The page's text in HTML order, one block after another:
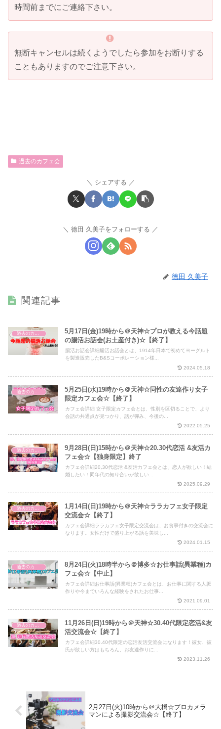
時間前までにご連絡下さい。
無断キャンセルは続くようでしたら参加をお断りする
こともありますのでご注意下さい。
過去のカフェ会
シェアする
徳田 久美子をフォローする
徳田 久美子
関連記事
過去のカフェ会
5月17日(金)19時から＠天神☆プロが教える今話題
の腸活お話会(お土産付き)☆【終了】
腸活お話会詳細腸活お話会とは、1914年日本で初めてヨーグルト
を製造販売したB&Sコーポレーション様...
2024.05.18
過去のカフェ会
5月25日(水)19時から＠天神☆同性の友達作り女子
限定カフェ会☆【終了】
カフェ会詳細 女子限定カフェ会とは、性別を区切ることで、より
会話の共通点が見つかり、話が弾み、今後の...
2022.05.25
過去のカフェ会
9月28日(日)15時から＠天神☆20.30代恋活 &友活カ
フェ会☆【独身限定】終了
カフェ会詳細20,30代恋活 &友活カフェ会とは、恋人が欲しい！結
婚したい！同年代の知り合いが欲しい...
2025.09.29
過去のカフェ会
1月14日(日)19時から＠天神☆ララカフェ女子限定
交流会☆【終了】
カフェ会詳細ララカフェ女子限定交流会は、お食事付きの交流会に
なります。女性だけで盛り上がる話を美味し...
2024.01.15
過去のカフェ会
8月24日(火)18時半から＠博多☆お仕事話(異業種)カ
フェ会☆【中止】
カフェ会詳細お仕事話(異業種)カフェ会とは、お仕事に関する人脈
作りや今までいろんな経験をされたお仕事...
2021.09.01
過去のカフェ会
11月26日(日)19時から＠天神☆30.40代限定恋活&友
活交流会☆【終了】
カフェ会詳細30.40代限定の恋活友活交流会になります！彼女、彼
氏が欲しい方はもちろん、お友達作りに...
2023.11.26
2月27日(火)10時から＠大橋☆プロカメラ
マンによる撮影交流会☆【終了】